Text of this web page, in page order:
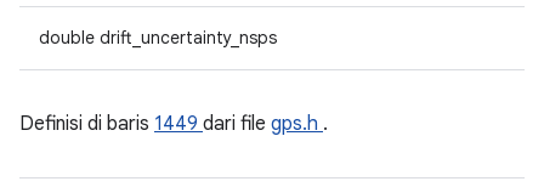
double drift_uncertainty_nsps
Definisi di baris 1449 dari file gps.h .